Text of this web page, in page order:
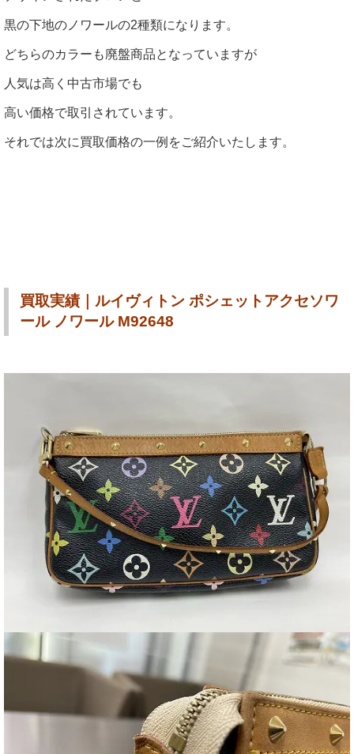
黒の下地のノワールの2種類になります。
どちらのカラーも廃盤商品となっていますが
人気は高く中古市場でも
高い価格で取引されています。
それでは次に買取価格の一例をご紹介いたします。
買取実績｜ルイヴィトン ポシェットアクセソワ
ール ノワール M92648